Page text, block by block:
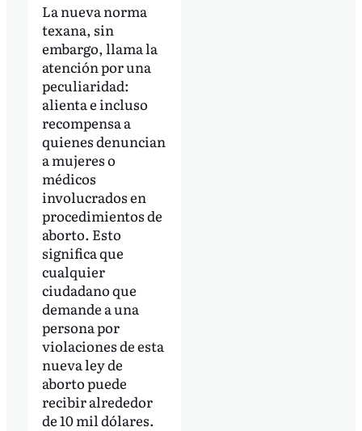
La nueva norma
texana, sin
embargo, llama la
atención por una
peculiaridad:
alienta e incluso
recompensa a
quienes denuncian
a mujeres o
médicos
involucrados en
procedimientos de
aborto. Esto
significa que
cualquier
ciudadano que
demande a una
persona por
violaciones de esta
nueva ley de
aborto puede
recibir alrededor
de 10 mil dólares.